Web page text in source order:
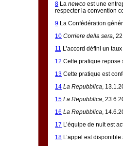
8 La newco est une
respecter la convention
9 La Confédération
10 Corriere della sera,
11 L’accord défini un
12 Cette pratique repose
13 Cette pratique est
14 La Repubblica,
15 La Repubblica,
16 La Repubblica,
17 L’équipe de nuit est
18 L’appel est disponible